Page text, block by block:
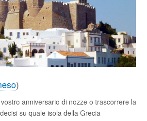
)
anniversario di nozze o trascorrere la
su quale isola della Grecia